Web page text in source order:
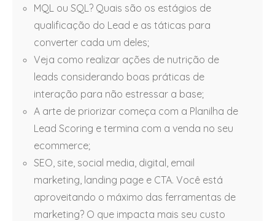
MQL ou SQL? Quais são os estágios de
qualificação do Lead e as táticas para
converter cada um deles;
Veja como realizar ações de nutrição de
leads considerando boas práticas de
interação para não estressar a base;
A arte de priorizar começa com a Planilha de
Lead Scoring e termina com a venda no seu
ecommerce;
SEO, site, social media, digital, email
marketing, landing page e CTA. Você está
aproveitando o máximo das ferramentas de
marketing? O que impacta mais seu custo